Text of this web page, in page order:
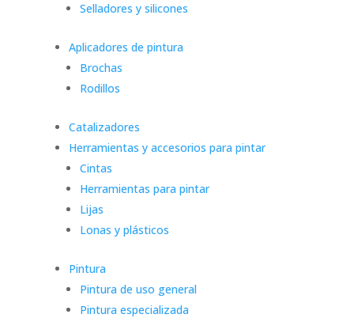
Selladores y silicones
Aplicadores de pintura
Brochas
Rodillos
Catalizadores
Herramientas y accesorios para pintar
Cintas
Herramientas para pintar
Lijas
Lonas y plásticos
Pintura
Pintura de uso general
Pintura especializada